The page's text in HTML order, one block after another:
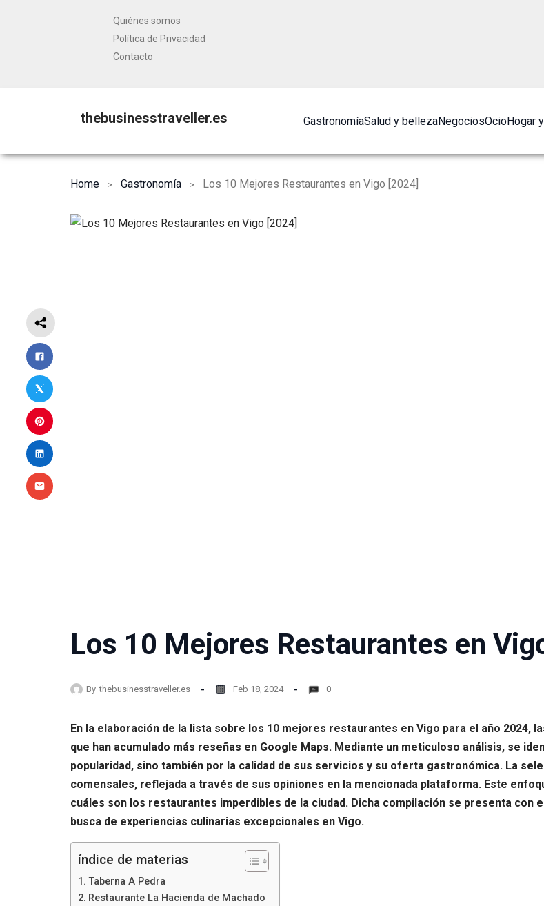
Quiénes somos
Política de Privacidad
Contacto
thebusinesstraveller.es GastronomíaSalud y bellezaNegociosOcioHogar
Home Gastronomía Los 10 Mejores Restaurantes en Vigo [2024]
Los 10 Mejores Restaurantes en
By thebusinesstraveller.es Feb 18, 2024 0
En la elaboración de la lista sobre los 10 mejores restaurantes en Vigo para el año 2024,
que han acumulado más reseñas en Google Maps. Mediante un meticuloso análisis, se
popularidad, sino también por la calidad de sus servicios y su oferta gastronómica. La
comensales, reflejada a través de sus opiniones en la mencionada plataforma. Este
cuáles son los restaurantes imperdibles de la ciudad. Dicha compilación se presenta
busca de experiencias culinarias excepcionales en Vigo.
índice de materias
Taberna A Pedra
Restaurante La Hacienda de Machado